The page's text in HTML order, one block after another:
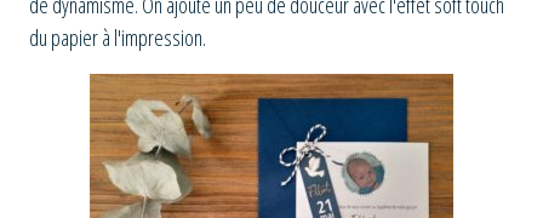
du papier à l'impression.